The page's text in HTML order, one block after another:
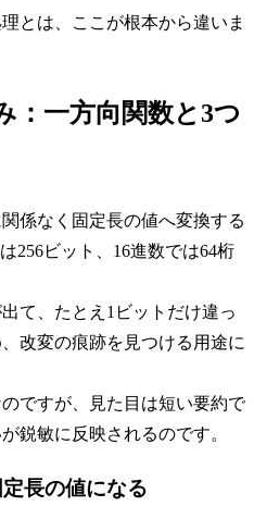
とは、ここが根本から違いま
：一方向関数と3つ
係なく固定長の値へ変換する
256ビット、16進数では64桁
て、たとえ1ビットだけ違っ
改変の痕跡を見つける用途に
ですが、見た目は短い要約で
鋭敏に反映されるのです。
長の値になる